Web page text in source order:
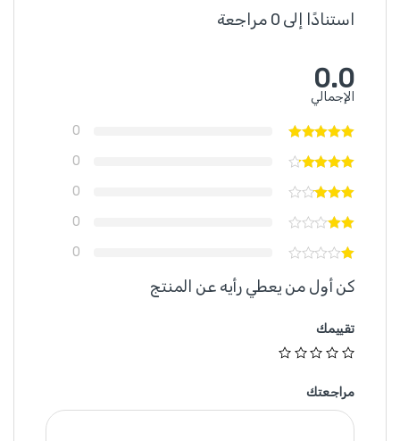
استنادًا إلى 0 مراجعة
0.0
الإجمالي
0
0
0
0
0
كن أول من يعطي رأيه عن المنتج
تقييمك
مراجعتك